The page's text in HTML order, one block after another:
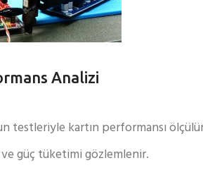
Analizi
testleriyle kartın performansı
ve güç tüketimi gözlemlenir.